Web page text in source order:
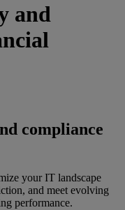
and
compliance
your IT landscape
and meet evolving
performance.